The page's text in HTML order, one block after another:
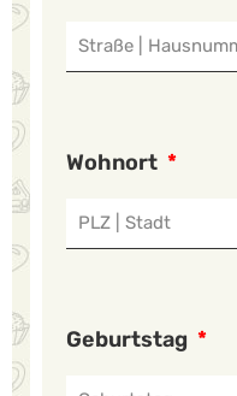
Wohnort
Geburtstag